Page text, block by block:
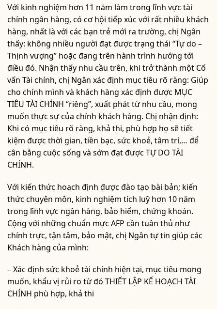
Với kinh nghiệm hơn 11 năm làm trong lĩnh vực tài
chính ngân hàng, có cơ hội tiếp xúc với rất nhiều khách
hàng, nhất là với các bạn trẻ mới ra trường, chị Ngân
thấy: không nhiều người đạt được trạng thái “Tự do –
Thịnh vượng” hoặc đang trên hành trình hướng tới
điều đó. Nhận thấy nhu cầu trên, khi trở thành một Cố
vấn Tài chính, chị Ngân xác định mục tiêu rõ ràng: Giúp
cho chính mình và khách hàng xác định được MỤC
TIÊU TÀI CHÍNH “riêng”, xuất phát từ nhu cầu, mong
muốn thực sự của chính khách hàng. Chị nhận định:
Khi có mục tiêu rõ ràng, khả thi, phù hợp họ sẽ tiết
kiệm được thời gian, tiền bạc, sức khoẻ, tâm trí,… để
cân bằng cuộc sống và sớm đạt được TỰ DO TÀI
CHÍNH.
Với kiến thức hoạch định được đào tạo bài bản; kiến
thức chuyên môn, kinh nghiệm tích luỹ hơn 10 năm
trong lĩnh vực ngân hàng, bảo hiểm, chứng khoán.
Cộng với những chuẩn mực AFP cần tuân thủ như
chính trực, tận tâm, bảo mật, chị Ngân tự tin giúp các
Khách hàng của mình:
– Xác định sức khoẻ tài chính hiện tại, mục tiêu mong
muốn, khẩu vị rủi ro từ đó THIẾT LẬP KẾ HOẠCH TÀI
CHÍNH phù hợp, khả thi